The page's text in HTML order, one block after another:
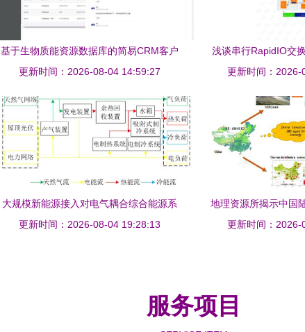
基于生物质能资源数据库的简易CRM客户
信息管理系统设计与实现
更新时间：2026-08-04 14:59:27
浅谈串行RapidIO交
的优势及其与生物质
更新时间：
大规模新能源接入对电气耦合综合能源系
统稳定性的影响分析——基于秦文萍与逯
更新时间：2026-08-04 19:28:13
地理资源所揭示中国
值时空动
更新时间：
服务项目